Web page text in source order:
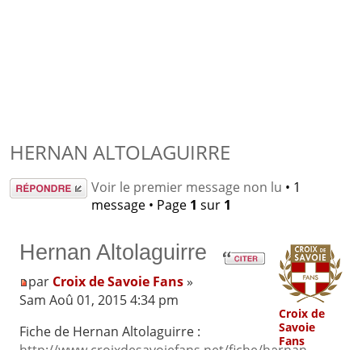
HERNAN ALTOLAGUIRRE
Répondre Voir le premier message non lu • 1
message • Page 1 sur 1
Hernan Altolaguirre
par Croix de Savoie Fans»
Sam Aoû 01, 2015 4:34 pm
Fiche de Hernan Altolaguirre :
Croix de
Savoie
Fans